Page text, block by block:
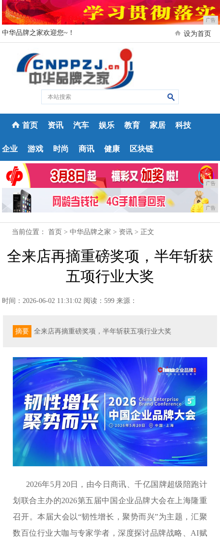
广告
中华品牌之家欢迎您~！ 设为首页
首页 资讯 汽车 娱乐 教育 家居 科技
企业 游戏 时尚 商讯 健康 区块链
广告
广告
当前位置：首页 >中华品牌之家 > 资讯 > 正文
全来店再摘重磅奖项，半年斩获
五项行业大奖
时间：2026-06-02 11:31:02 阅读：599 来源：
摘要 全来店再摘重磅奖项，半年斩获五项行业大奖
2026年5月20日，由今日商讯、千亿国牌超级陪跑计
划联合主办的2026第五届中国企业品牌大会在上海隆重
召开。本届大会以“韧性增长，聚势而兴”为主题，汇聚
数百位行业大咖与专家学者，深度探讨品牌战略、AI赋